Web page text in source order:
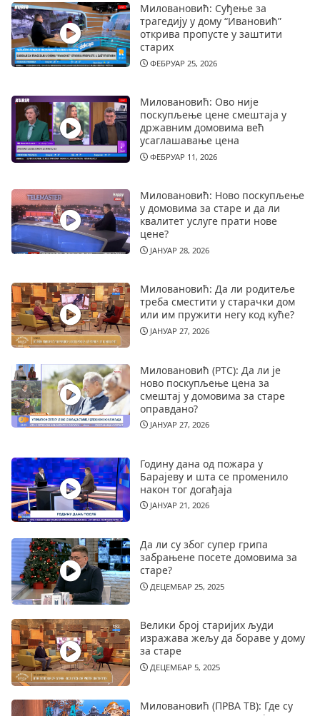
Миловановић: Суђење за
трагедију у дому “Ивановић”
открива пропусте у заштити
старих
ФЕБРУАР 25, 2026
Миловановић: Ово није
поскупљење цене смештаја у
државним домовима већ
усаглашавање цена
ФЕБРУАР 11, 2026
Миловановић: Ново поскупљење
у домовима за старе и да ли
квалитет услуге прати нове
цене?
ЈАНУАР 28, 2026
Миловановић: Да ли родитеље
треба сместити у старачки дом
или им пружити негу код куће?
ЈАНУАР 27, 2026
Миловановић (РТС): Да ли је
ново поскупљење цена за
смештај у домовима за старе
оправдано?
ЈАНУАР 27, 2026
Годину дана од пожара у
Барајеву и шта се променило
након тог догађаја
ЈАНУАР 21, 2026
Да ли су због супер грипа
забрањене посете домовима за
старе?
ДЕЦЕМБАР 25, 2025
Велики број старијих људи
изражава жељу да бораве у дому
за старе
ДЕЦЕМБАР 5, 2025
Миловановић (ПРВА ТВ): Где су